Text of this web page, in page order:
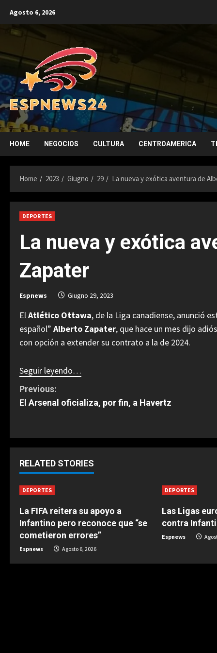
content
Agosto 6, 2026
HOME NEGOCIOS CULTURA CENTROAMERICA
Home 2023 Giugno 29 La nueva y exótica aventura de
DEPORTES
La nueva y exótica
Zapater
Espnews Giugno 29, 2023
ElAtlético Ottawa, de la Liga canadiense, anunció
español” Alberto Zapater, que hace un mes dijo
con opción a extender su contrato a la de 2024.
Seguir leyendo…
C
t
i
n
u
e
R
Previous:
El Arsenal oficializa, por fin, a Havertz
RELATED STORIES
DEPORTES
La FIFA reitera su apoyo a
Infantino pero reconoce que “se
cometieron errores”
Espnews Agosto 6, 2026
DEPORTES
Las Ligas
contra
Espnews